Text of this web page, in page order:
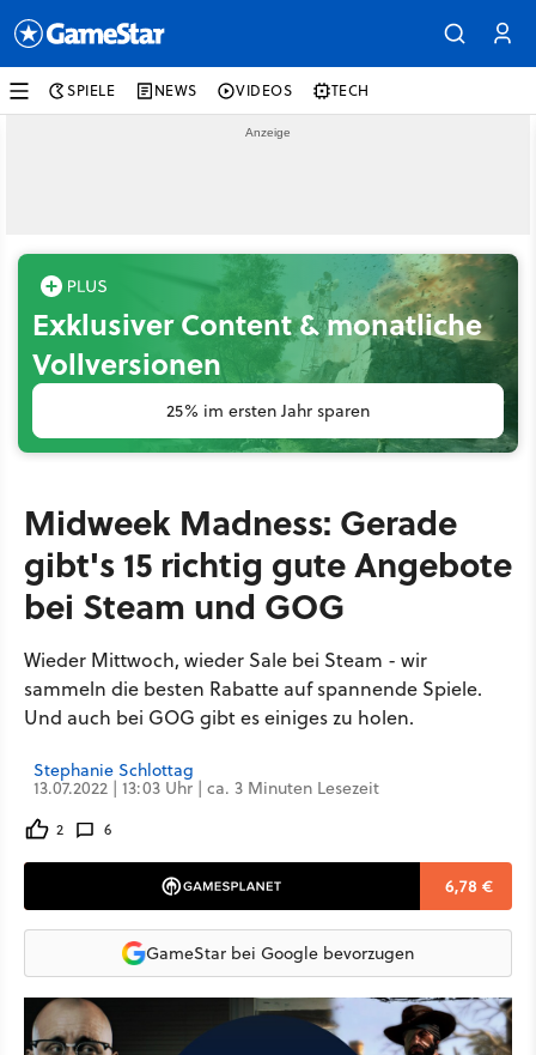
SPIELE NEWS VIDEOS TECH
Exklusiver Content & monatliche
Vollversionen
25% im ersten Jahr sparen
Midweek Madness: Gerade
gibt's 15 richtig gute Angebote
bei Steam und GOG
Wieder Mittwoch, wieder Sale bei Steam - wir
sammeln die besten Rabatte auf spannende Spiele.
Und auch bei GOG gibt es einiges zu holen.
Stephanie Schlottag
13.07.2022 | 13:03 Uhr | ca. 3 Minuten Lesezeit
2 6
6,78 €
GameStar bei Google bevorzugen